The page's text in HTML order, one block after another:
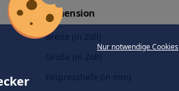
Nur notwendige Cookies
Dimension
Breite (in Zoll)